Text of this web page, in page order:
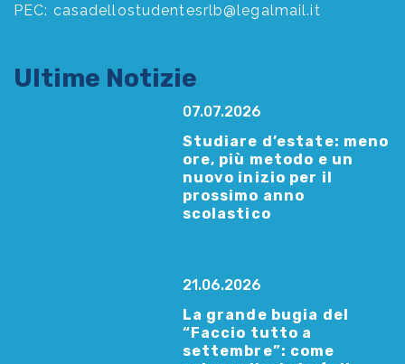
PEC: casadellostudentesrlb@legalmail.it
Ultime Notizie
07.07.2026
Studiare d’estate: meno
ore, più metodo e un
nuovo inizio per il
prossimo anno
scolastico
21.06.2026
La grande bugia del
“Faccio tutto a
settembre”: come